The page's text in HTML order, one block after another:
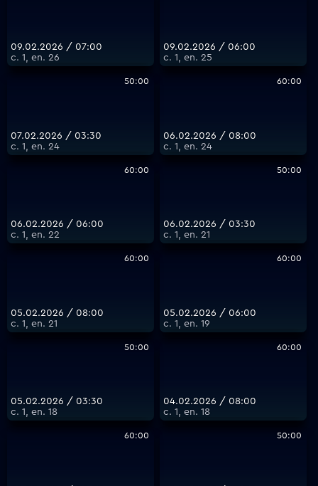
09.02.2026 / 07:00
с. 1, еп. 26
09.02.2026 / 06:00
с. 1, еп. 25
50:00
07.02.2026 / 03:30
с. 1, еп. 24
60:00
06.02.2026 / 08:00
с. 1, еп. 24
60:00
06.02.2026 / 06:00
с. 1, еп. 22
50:00
06.02.2026 / 03:30
с. 1, еп. 21
60:00
05.02.2026 / 08:00
с. 1, еп. 21
60:00
05.02.2026 / 06:00
с. 1, еп. 19
50:00
05.02.2026 / 03:30
с. 1, еп. 18
60:00
04.02.2026 / 08:00
с. 1, еп. 18
60:00 50:00